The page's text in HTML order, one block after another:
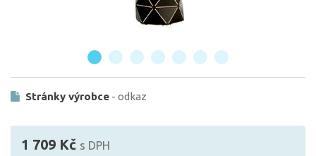
Stránky výrobce - odkaz
1 709 Kč s DPH